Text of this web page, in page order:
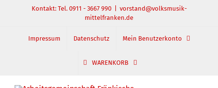
springen
Kontakt: Tel. 0911 - 3667 990
vorstand@volksmusik-
mittelfranken.de
Impressum Datenschutz Mein Benutzerkonto
WARENKORB